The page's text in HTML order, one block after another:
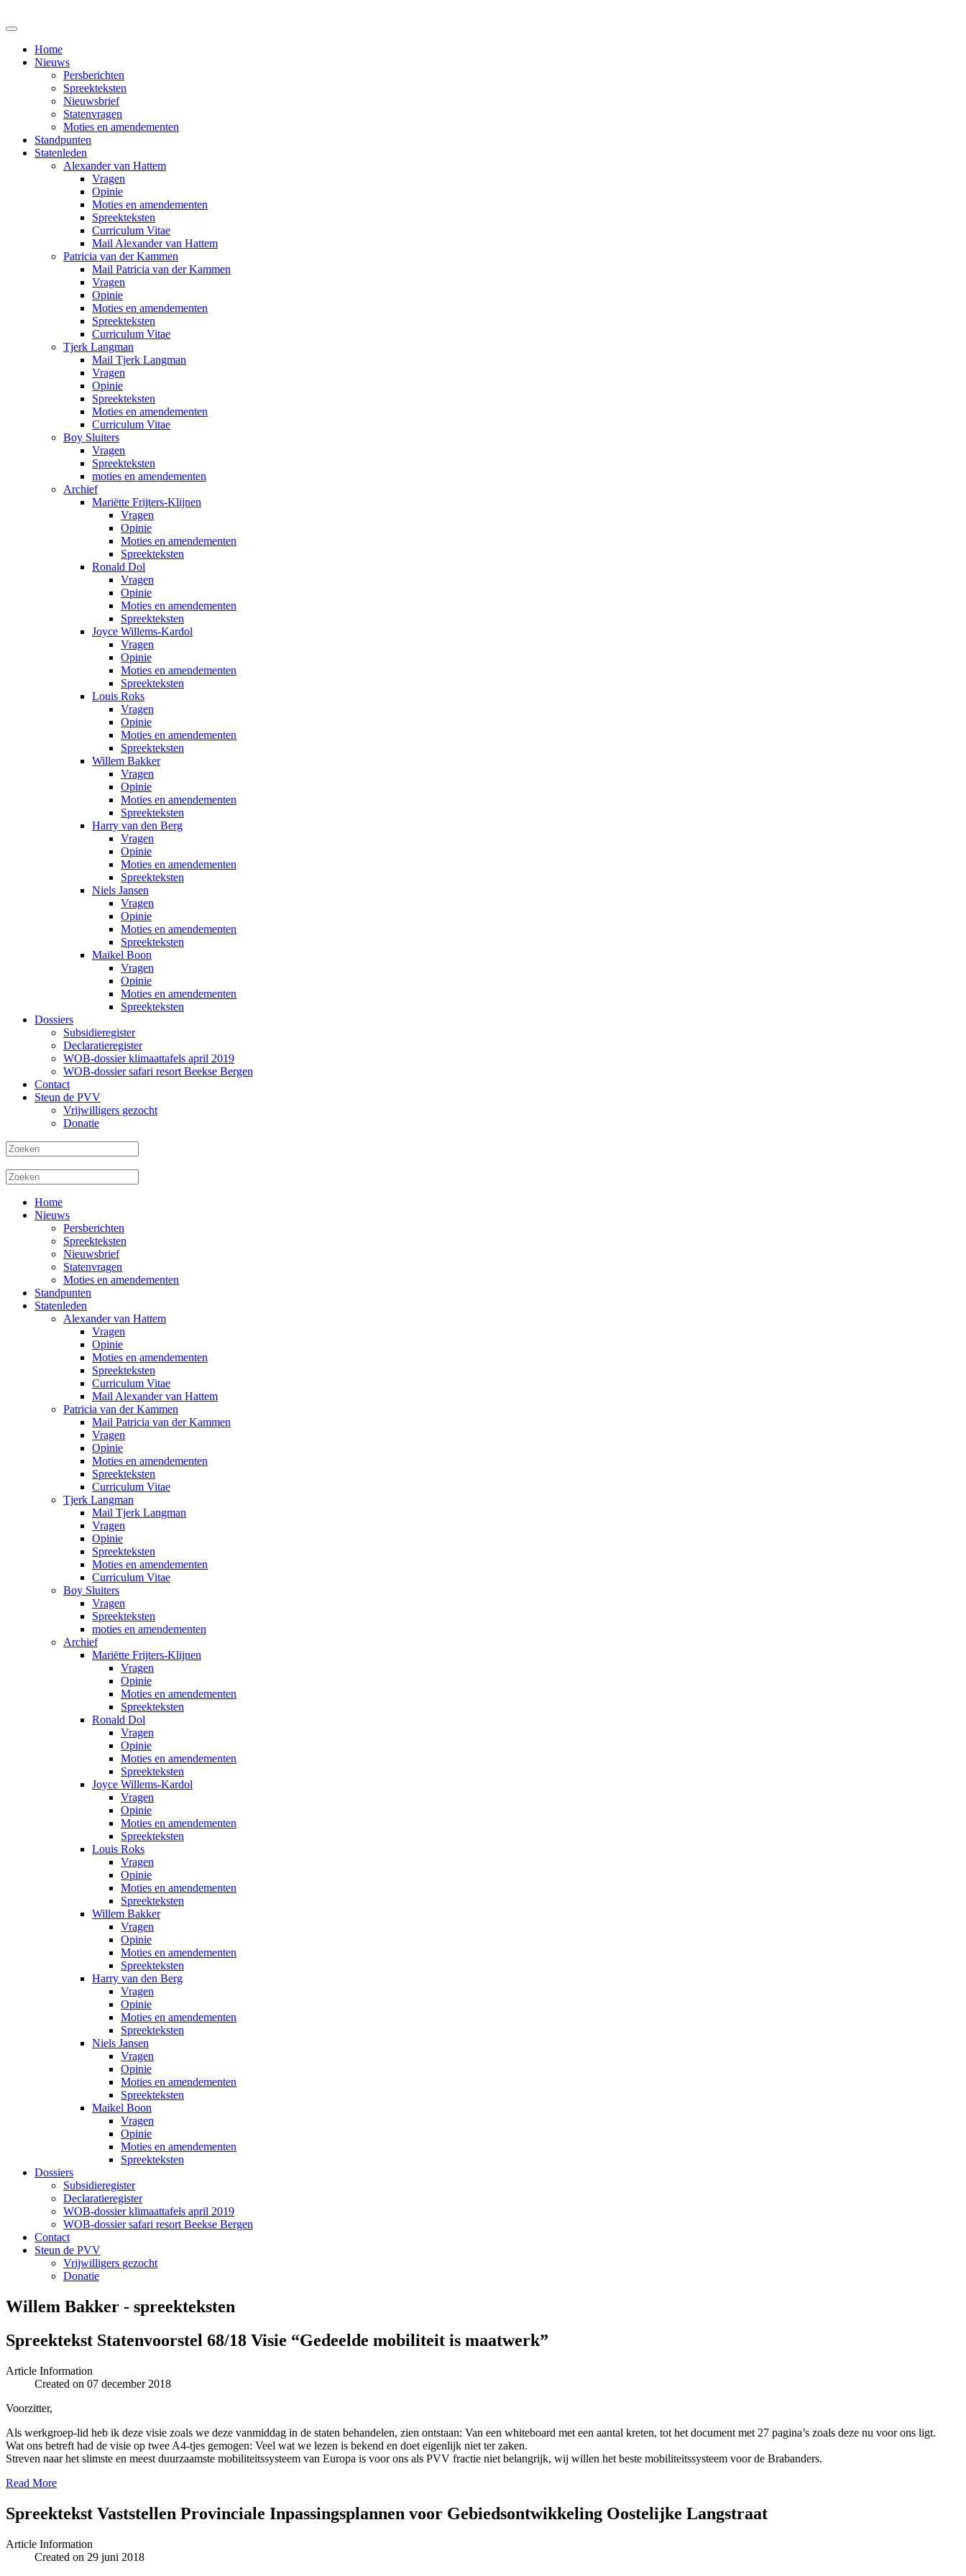
Home
Nieuws
Persberichten
Spreekteksten
Nieuwsbrief
Statenvragen
Moties en amendementen
Standpunten
Statenleden
Alexander van Hattem
Vragen
Opinie
Moties en amendementen
Spreekteksten
Curriculum Vitae
Mail Alexander van Hattem
Patricia van der Kammen
Mail Patricia van der Kammen
Vragen
Opinie
Moties en amendementen
Spreekteksten
Curriculum Vitae
Tjerk Langman
Mail Tjerk Langman
Vragen
Opinie
Spreekteksten
Moties en amendementen
Curriculum Vitae
Boy Sluiters
Vragen
Spreekteksten
moties en amendementen
Archief
Mariëtte Frijters-Klijnen
Vragen
Opinie
Moties en amendementen
Spreekteksten
Ronald Dol
Vragen
Opinie
Moties en amendementen
Spreekteksten
Joyce Willems-Kardol
Vragen
Opinie
Moties en amendementen
Spreekteksten
Louis Roks
Vragen
Opinie
Moties en amendementen
Spreekteksten
Willem Bakker
Vragen
Opinie
Moties en amendementen
Spreekteksten
Harry van den Berg
Vragen
Opinie
Moties en amendementen
Spreekteksten
Niels Jansen
Vragen
Opinie
Moties en amendementen
Spreekteksten
Maikel Boon
Vragen
Opinie
Moties en amendementen
Spreekteksten
Dossiers
Subsidieregister
Declaratieregister
WOB-dossier klimaattafels april 2019
WOB-dossier safari resort Beekse Bergen
Contact
Steun de PVV
Vrijwilligers gezocht
Donatie
Home
Nieuws
Persberichten
Spreekteksten
Nieuwsbrief
Statenvragen
Moties en amendementen
Standpunten
Statenleden
Alexander van Hattem
Vragen
Opinie
Moties en amendementen
Spreekteksten
Curriculum Vitae
Mail Alexander van Hattem
Patricia van der Kammen
Mail Patricia van der Kammen
Vragen
Opinie
Moties en amendementen
Spreekteksten
Curriculum Vitae
Tjerk Langman
Mail Tjerk Langman
Vragen
Opinie
Spreekteksten
Moties en amendementen
Curriculum Vitae
Boy Sluiters
Vragen
Spreekteksten
moties en amendementen
Archief
Mariëtte Frijters-Klijnen
Vragen
Opinie
Moties en amendementen
Spreekteksten
Ronald Dol
Vragen
Opinie
Moties en amendementen
Spreekteksten
Joyce Willems-Kardol
Vragen
Opinie
Moties en amendementen
Spreekteksten
Louis Roks
Vragen
Opinie
Moties en amendementen
Spreekteksten
Willem Bakker
Vragen
Opinie
Moties en amendementen
Spreekteksten
Harry van den Berg
Vragen
Opinie
Moties en amendementen
Spreekteksten
Niels Jansen
Vragen
Opinie
Moties en amendementen
Spreekteksten
Maikel Boon
Vragen
Opinie
Moties en amendementen
Spreekteksten
Dossiers
Subsidieregister
Declaratieregister
WOB-dossier klimaattafels april 2019
WOB-dossier safari resort Beekse Bergen
Contact
Steun de PVV
Vrijwilligers gezocht
Donatie
Willem Bakker - spreekteksten
Spreektekst Statenvoorstel 68/18 Visie “Gedeelde mobiliteit is maatwerk”
Article Information
Created on 07 december 2018
Voorzitter,
Als werkgroep-lid heb ik deze visie zoals we deze vanmiddag in de staten behandelen, zien ontstaan: Van een whiteboard met een aantal kreten, tot het document met 27 pagina’s zoals deze nu voor ons ligt.
Wat ons betreft had de visie op twee A4-tjes gemogen: Veel wat we lezen is bekend en doet eigenlijk niet ter zaken.
Streven naar het slimste en meest duurzaamste mobiliteitssysteem van Europa is voor ons als PVV fractie niet belangrijk, wij willen het beste mobiliteitssysteem voor de Brabanders.
Read More
Spreektekst Vaststellen Provinciale Inpassingsplannen voor Gebiedsontwikkeling Oostelijke Langstraat
Article Information
Created on 29 juni 2018